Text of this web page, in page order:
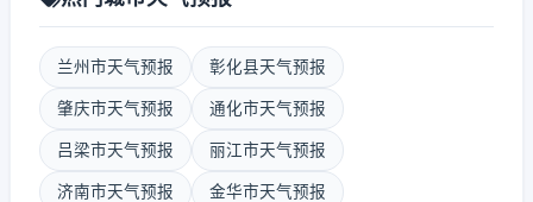
兰州市天气预报 彰化县天气预报
肇庆市天气预报 通化市天气预报
吕梁市天气预报 丽江市天气预报
济南市天气预报 金华市天气预报